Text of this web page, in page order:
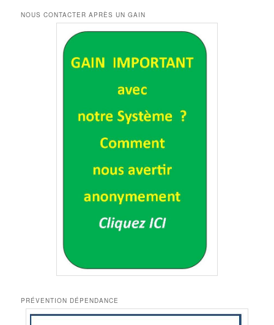
NOUS CONTACTER APRÈS UN GAIN
PRÉVENTION DÉPENDANCE